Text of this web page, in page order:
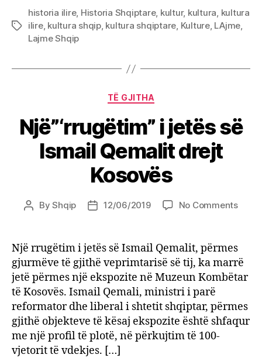
Tags
historia ilire, Historia Shqiptare, kultur, kultura, kultura
ilire, kultura shqip, kultura shqiptare, Kulture, LAjme,
Lajme Shqip
Categories
TË GJITHA
Një”‘rrugëtim” i jetës së
Ismail Qemalit drejt
Kosovës
PostByShqip
Post12/06/2019 No Commentson
së
Ismail
Një rrugëtim i jetës së Ismail Qemalit, përmes
gjurmëve të gjithë veprimtarisë së tij, ka marrë
jetë përmes një ekspozite në Muzeun Kombëtar
të Kosovës. Ismail Qemali, ministri i parë
reformator dhe liberal i shtetit shqiptar, përmes
gjithë objekteve të kësaj ekspozite është shfaqur
me një profil të plotë, në përkujtim të 100-
vjetorit të vdekjes. […]